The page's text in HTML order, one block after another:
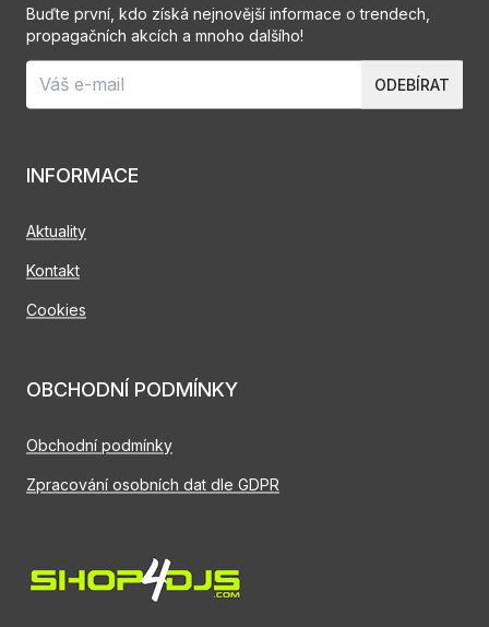
INFORMACE
Aktuality
Kontakt
Cookies
OBCHODNÍ PODMÍNKY
Obchodní podmínky
Zpracování osobních dat dle GDPR
Buďte první, kdo získá nejnovější informace o trendech,
propagačních akcích a mnoho dalšího!
ODEBÍRAT